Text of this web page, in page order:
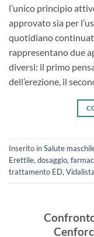
l’unico principio
approvato sia per
quotidiano
rappresentano due
diversi: il primo
dell’erezione, il
Inserito inSalute
Erettile, dosaggio,
trattamento ED, Vidalista